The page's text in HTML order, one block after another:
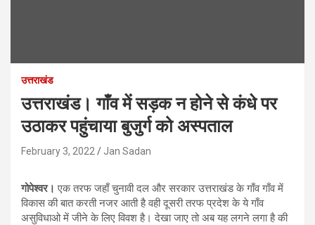
उत्तराखंड
उत्तराखंड। गाँव में सड़क न होने से कंधे पर
उठाकर पहुंचाया बुजुर्ग को अस्पताल
February 3, 2022 Jan Sadan
गोपेश्वर।एक तरफ जहाँ चुनावी दल और सरकार उत्तराखंड के गाँव गाँव में
विकास की बात करती नजर आती है वही दूसरी तरफ प्रदेश के ये गाँव
असुविधाओ में जीने के लिए विवश है। देखा जाए तो अब यह लगने लगा है की